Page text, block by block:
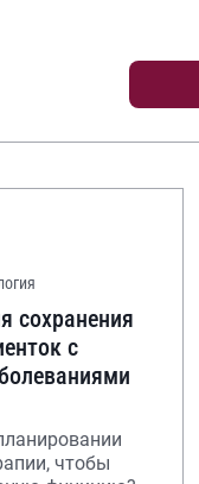
сохранения
с
чтобы